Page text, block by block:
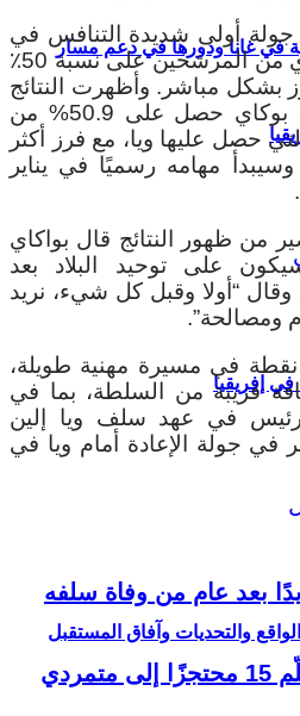
في غانا ودورها في دعم مسار
إفريقيا
والتحديات وآفاق المستقبل
جولة أولى شديدة التنافس في
أكتوبر، حيث لم يحصل أي من المرشحين على نسبة 50٪
بشكل مباشر. وأظهرت النتائج
الرسمية يوم الجمعة أن بوكاي حصل على 50.9% من
مقابل 49.1% التي حصل عليها ويا، مع فرز أكثر
وسيبدأ مهامه رسميًا في يناير
من ظهور النتائج قال بواكاي
على توحيد البلاد بعد
وقال “أولا وقبل كل شيء، نريد
ومصالحة”.
في مسيرة مهنية طويلة،
قريبة من السلطة، بما في
للرئيس في عهد سلف ويا إلين
جولة الإعادة أمام ويا في
بعد عام من وفاة سلفه
الحكومة الكونغولية تسلّم 15 محتجزًا إلى متمردي